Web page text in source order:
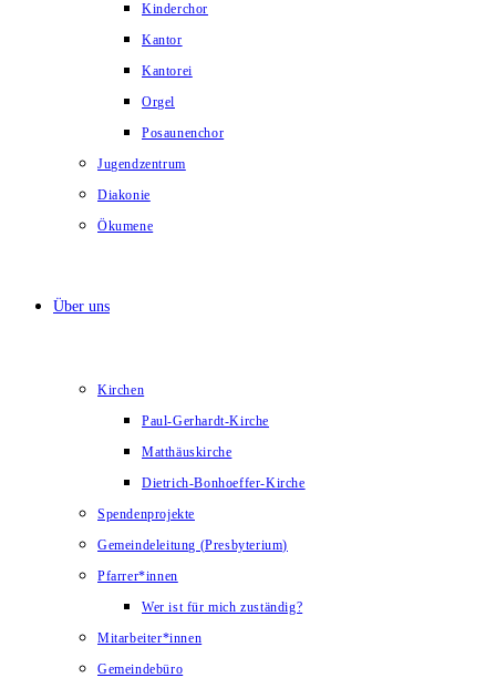
Kinderchor
Kantor
Kantorei
Orgel
Posaunenchor
Jugendzentrum
Diakonie
Ökumene
Über uns
Kirchen
Paul-Gerhardt-Kirche
Matthäuskirche
Dietrich-Bonhoeffer-Kirche
Spendenprojekte
Gemeindeleitung (Presbyterium)
Pfarrer*innen
Wer ist für mich zuständig?
Mitarbeiter*innen
Gemeindebüro